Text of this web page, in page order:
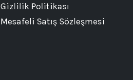
Gizlilik Politikası
Mesafeli Satış Sözleşmesi